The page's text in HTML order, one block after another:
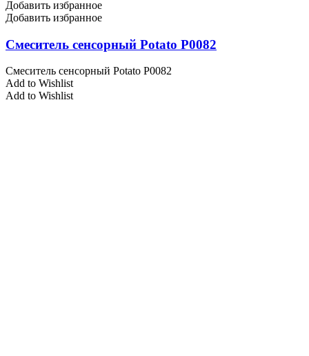
Добавить избранное
Добавить избранное
Смеситель сенсорный Potato P0082
Смеситель сенсорный Potato P0082
Add to Wishlist
Add to Wishlist